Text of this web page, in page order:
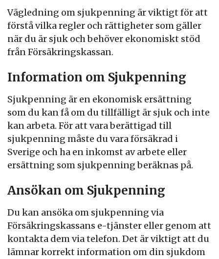
Vägledning om sjukpenning är viktigt för att
förstå vilka regler och rättigheter som gäller
när du är sjuk och behöver ekonomiskt stöd
från Försäkringskassan.
Information om Sjukpenning
Sjukpenning är en ekonomisk ersättning
som du kan få om du tillfälligt är sjuk och inte
kan arbeta. För att vara berättigad till
sjukpenning måste du vara försäkrad i
Sverige och ha en inkomst av arbete eller
ersättning som sjukpenning beräknas på.
Ansökan om Sjukpenning
Du kan ansöka om sjukpenning via
Försäkringskassans e-tjänster eller genom att
kontakta dem via telefon. Det är viktigt att du
lämnar korrekt information om din sjukdom